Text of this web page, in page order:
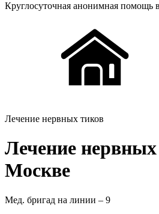
Круглосуточная анонимная помощь
Лечение нервных тиков
Лечение
Москве
Мед. бригад на линии – 9